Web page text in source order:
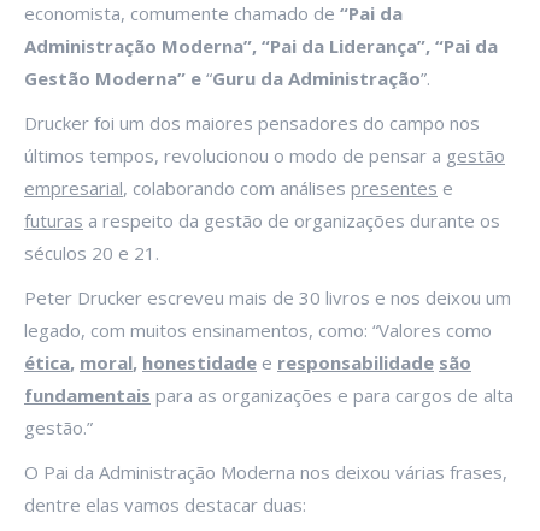
economista, comumente chamado de “Pai da
Administração Moderna”, “Pai da Liderança”, “Pai da
Gestão Moderna” e “Guru da Administração”.
Drucker foi um dos maiores pensadores do campo nos
últimos tempos, revolucionou o modo de pensar a gestão
empresarial, colaborando com análises presentes e
futuras a respeito da gestão de organizações durante os
séculos 20 e 21.
Peter Drucker escreveu mais de 30 livros e nos deixou um
legado, com muitos ensinamentos, como: “Valores como
ética, moral, honestidade e responsabilidade são
fundamentais para as organizações e para cargos de alta
gestão.”
O Pai da Administração Moderna nos deixou várias frases,
dentre elas vamos destacar duas: